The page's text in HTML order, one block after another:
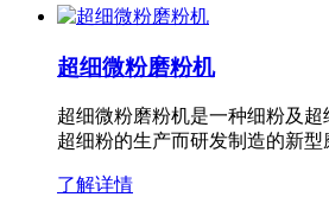
超细微粉磨粉机
超细微粉磨粉机是一种细粉及
超细粉的生产而研发制造的新
了解详情